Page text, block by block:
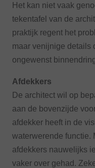
Het kan niet vaak
tekentafel van de
praktijk regent het
maar venijnige details
ongewenst
Afdekkers
De architect wil op
aan de bovenzijde
afdekker heeft in de
waterwerende functie.
afdekkers nauwelijks
vaker over gehad.